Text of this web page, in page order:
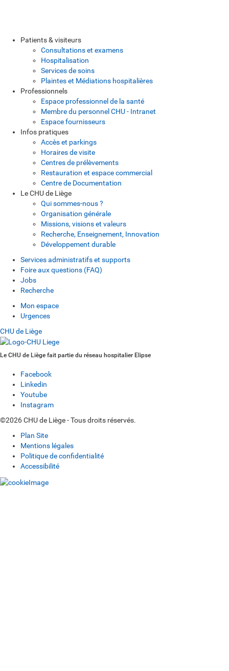
Patients & visiteurs
Consultations et examens
Hospitalisation
Services de soins
Plaintes et Médiations hospitalières
Professionnels
Espace professionnel de la santé
Membre du personnel CHU - Intranet
Espace fournisseurs
Infos pratiques
Accès et parkings
Horaires de visite
Centres de prélèvements
Restauration et espace commercial
Centre de Documentation
Le CHU de Liège
Qui sommes-nous ?
Organisation générale
Missions, visions et valeurs
Recherche, Enseignement, Innovation
Développement durable
Services administratifs et supports
Foire aux questions (FAQ)
Jobs
Recherche
Mon espace
Urgences
CHU de Liège
Le CHU de Liège fait partie du réseau hospitalier Elipse
Facebook
Linkedin
Youtube
Instagram
©2026 CHU de Liège - Tous droits réservés.
Plan Site
Mentions légales
Politique de confidentialité
Accessibilité